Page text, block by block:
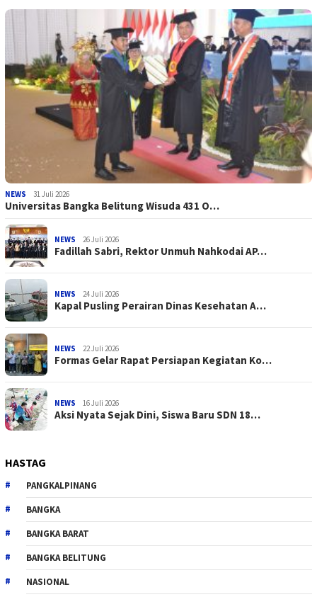
NEWS 31 Juli 2026
Universitas Bangka Belitung Wisuda 431 O…
NEWS 26 Juli 2026
Fadillah Sabri, Rektor Unmuh Nahkodai AP…
NEWS 24 Juli 2026
Kapal Pusling Perairan Dinas Kesehatan A…
NEWS 22 Juli 2026
Formas Gelar Rapat Persiapan Kegiatan Ko…
NEWS 16 Juli 2026
Aksi Nyata Sejak Dini, Siswa Baru SDN 18…
HASTAG
PANGKALPINANG
BANGKA
BANGKA BARAT
BANGKA BELITUNG
NASIONAL